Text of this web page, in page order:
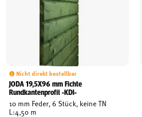
Nicht direkt bestellbar
JODA 19,5X96 mm Fichte
Rundkantenprofil -KDI-
10 mm Feder, 6 Stück, keine TN
L:4,50 m